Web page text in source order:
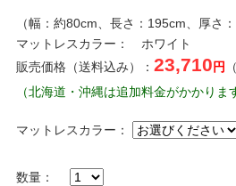
（幅：約80cm、長さ：195cm、厚さ：
マットレスカラー： ホワイト
販売価格（送料込み）：23,710円
（北海道・沖縄は追加料金がかかりま
マットレスカラー：
数量：